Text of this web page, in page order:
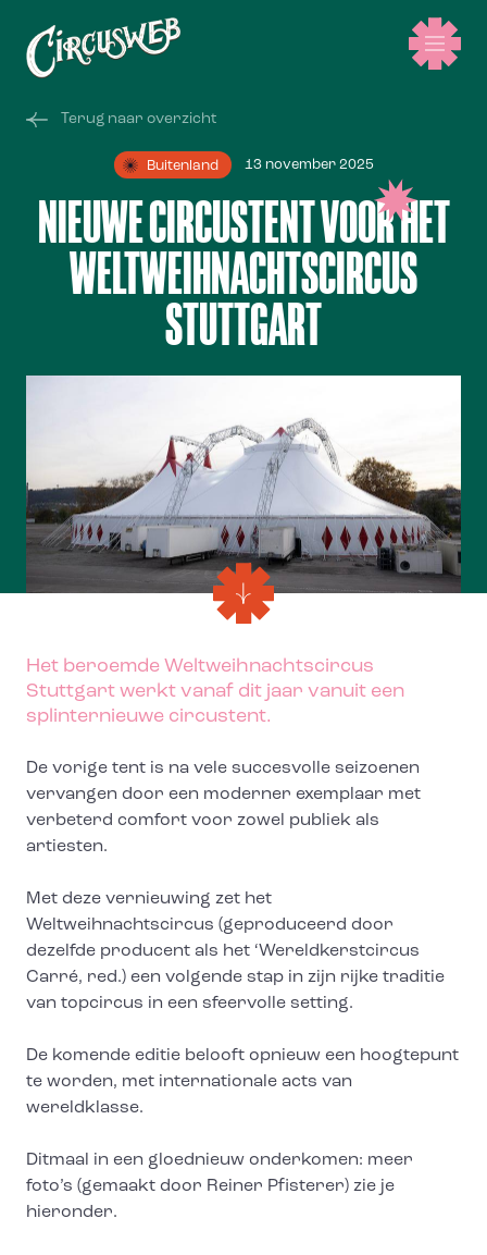
Terug naar overzicht
Buitenland 13 november 2025
NIEUWE CIRCUSTENT VOOR HET
WELTWEIHNACHTSCIRCUS
STUTTGART
Het beroemde Weltweihnachtscircus
Stuttgart werkt vanaf dit jaar vanuit een
splinternieuwe circustent.
De vorige tent is na vele succesvolle seizoenen
vervangen door een moderner exemplaar met
verbeterd comfort voor zowel publiek als
artiesten.
Met deze vernieuwing zet het
Weltweihnachtscircus (geproduceerd door
dezelfde producent als het ‘Wereldkerstcircus
Carré, red.) een volgende stap in zijn rijke traditie
van topcircus in een sfeervolle setting.
De komende editie belooft opnieuw een hoogtepunt
te worden, met internationale acts van
wereldklasse.
Ditmaal in een gloednieuw onderkomen: meer
foto’s (gemaakt door Reiner Pfisterer) zie je
hieronder.